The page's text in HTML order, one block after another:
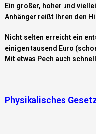
Ein großer, hoher und
Anhänger reißt Ihnen den
Nicht selten erreicht ein
einigen tausend Euro
Mit etwas Pech auch
Physikalisches